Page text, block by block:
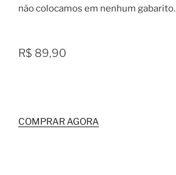
não colocamos em nenhum gabarito.
R$ 89,90
COMPRAR AGORA